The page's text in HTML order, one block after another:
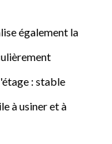
également la
: stable
à usiner et à